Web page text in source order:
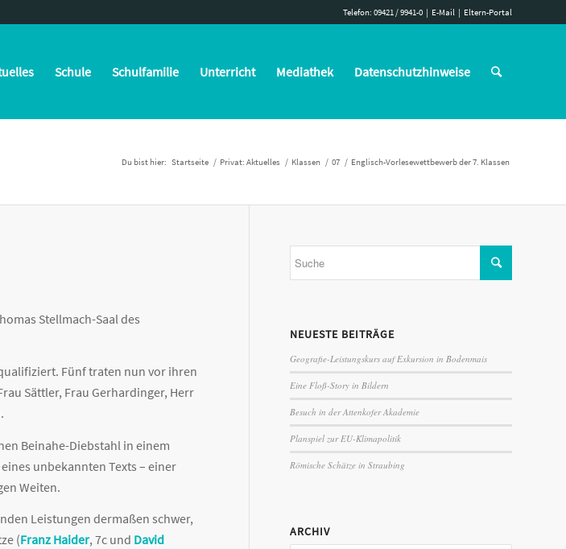
Telefon: 09421 / 9941-0 | E-Mail | Eltern-Portal
Schule Schulfamilie Unterricht Mediathek Datenschutzhinweise
Du bist hier: Startseite / Privat: Aktuelles / Klassen / 07 / Englisch-Vorlesewettbewerb der 7. Klassen
Stellmach-Saal des
Fünf traten nun vor ihren
Sättler, Frau Gerhardinger, Herr
Beinahe-Diebstahl in einem
unbekannten Texts – einer
Weiten.
Leistungen dermaßen schwer,
(Franz Haider, 7c und David
NEUESTE BEITRÄGE
Geografie-Leistungskurs auf Exkursion in Bodenmais
Eine Floß-Story in Bildern
Besuch in der Attenkofer Akademie
Planspiel zur EU-Klimapolitik
Römische Schätze in Straubing
ARCHIV